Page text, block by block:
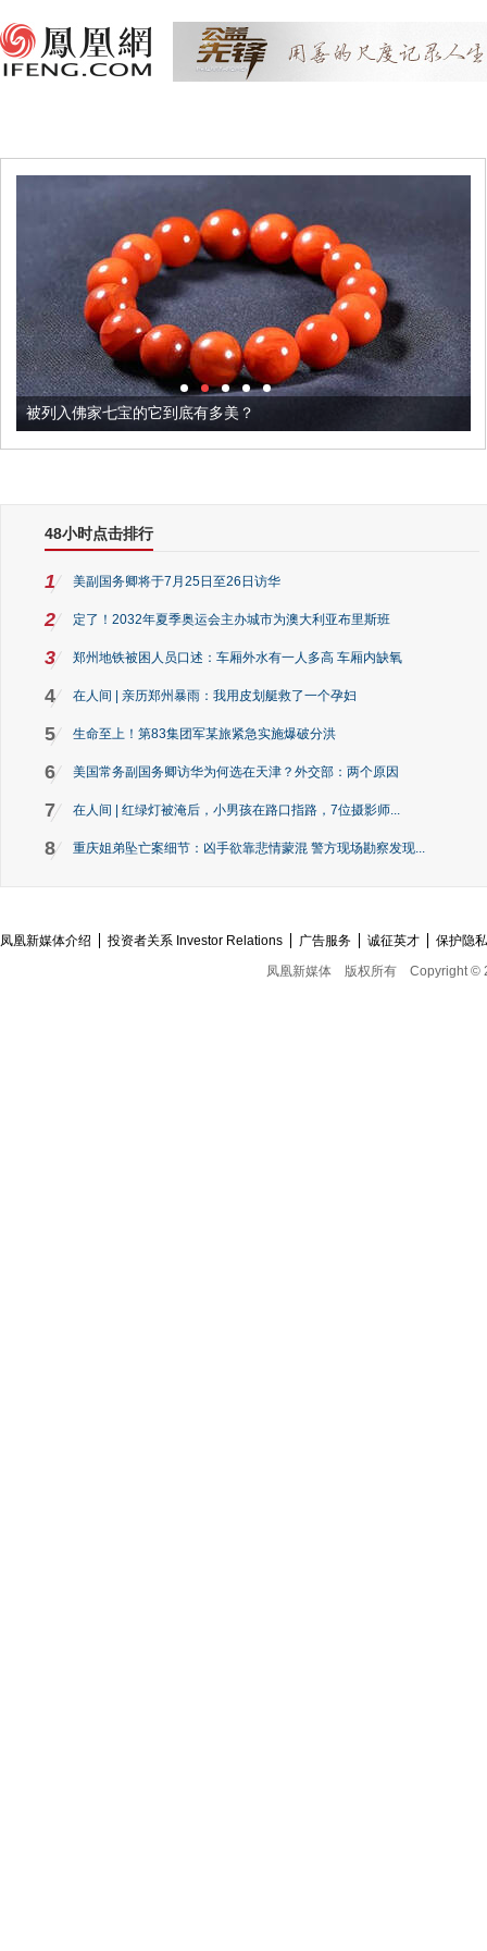
被列入佛家七宝的它到底有多美？
48小时点击排行
1 美副国务卿将于7月25日至26日访华
2 定了！2032年夏季奥运会主办城市为澳大利亚布里斯班
3 郑州地铁被困人员口述：车厢外水有一人多高 车厢内缺氧
4 在人间 | 亲历郑州暴雨：我用皮划艇救了一个孕妇
5 生命至上！第83集团军某旅紧急实施爆破分洪
6 美国常务副国务卿访华为何选在天津？外交部：两个原因
7 在人间 | 红绿灯被淹后，小男孩在路口指路，7位摄影师...
8 重庆姐弟坠亡案细节：凶手欲靠悲情蒙混 警方现场勘察发现...
凤凰新媒体介绍 投资者关系 Investor Relations 广告服务 诚征英才
保护隐
凤凰新媒体
版权所有 Copyright ©